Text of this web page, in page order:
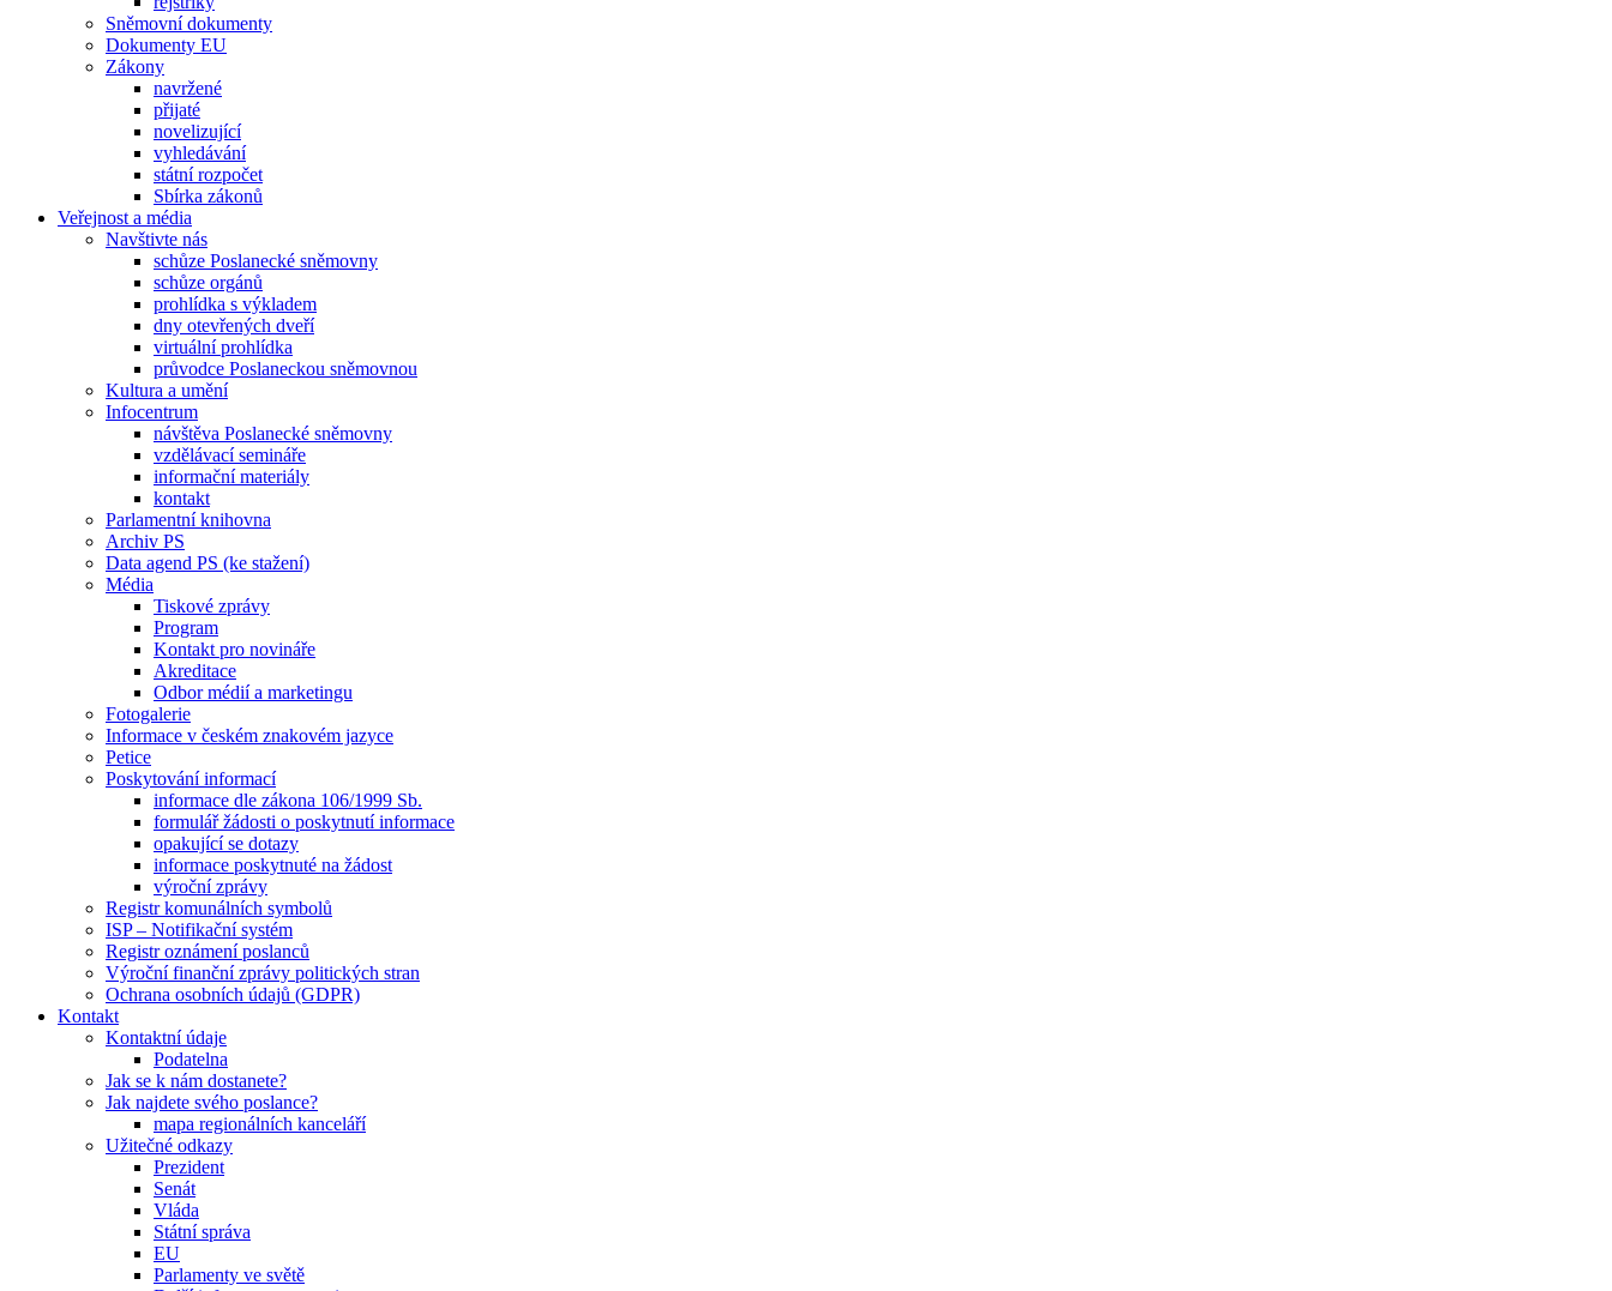
Sněmovní dokumenty
Dokumenty EU
Zákony
navržené
přijaté
novelizující
vyhledávání
státní rozpočet
Sbírka zákonů
Veřejnost a média
Navštivte nás
schůze Poslanecké sněmovny
schůze orgánů
prohlídka s výkladem
dny otevřených dveří
virtuální prohlídka
průvodce Poslaneckou sněmovnou
Kultura a umění
Infocentrum
návštěva Poslanecké sněmovny
vzdělávací semináře
informační materiály
kontakt
Parlamentní knihovna
Archiv PS
Data agend PS (ke stažení)
Média
Tiskové zprávy
Program
Kontakt pro novináře
Akreditace
Odbor médií a marketingu
Fotogalerie
Informace v českém znakovém jazyce
Petice
Poskytování informací
informace dle zákona 106/1999 Sb.
formulář žádosti o poskytnutí informace
opakující se dotazy
informace poskytnuté na žádost
výroční zprávy
Registr komunálních symbolů
ISP – Notifikační systém
Registr oznámení poslanců
Výroční finanční zprávy politických stran
Ochrana osobních údajů (GDPR)
Kontakt
Kontaktní údaje
Podatelna
Jak se k nám dostanete?
Jak najdete svého poslance?
mapa regionálních kanceláří
Užitečné odkazy
Prezident
Senát
Vláda
Státní správa
EU
Parlamenty ve světě